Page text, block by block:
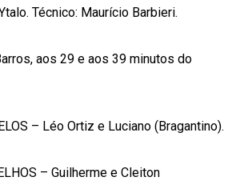
Técnico: Maurício Barbieri.
aos 29 e aos 39 minutos do
– Léo Ortiz e Luciano (Bragantino).
– Guilherme e Cleiton